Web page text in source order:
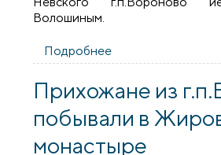
Волошиным.
Подробнее
колледжа
Прихожане из
побывали в
монастыре